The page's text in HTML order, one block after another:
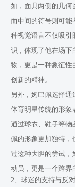
如，面具两侧的几何
而中间的符号则可能
种视觉语言不仅吸引
识，体现了他在场下
物，更是一种象征性
创新的精神。
另外，姆巴佩选择通
体育明星传统的形象
通过球衣、鞋子等物
佩的形象更加独特，
过这种大胆的尝试，
动员，更是一个跨界
2、球迷的支持与反